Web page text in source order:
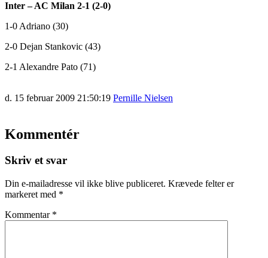
Inter – AC Milan 2-1 (2-0)
1-0 Adriano (30)
2-0 Dejan Stankovic (43)
2-1 Alexandre Pato (71)
d. 15 februar 2009 21:50:19 Pernille Nielsen
Kommentér
Skriv et svar
Din e-mailadresse vil ikke blive publiceret. Krævede felter er
markeret med *
Kommentar *